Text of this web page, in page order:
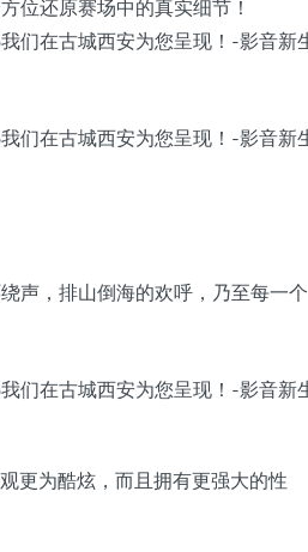
位还原赛场中的真实细节！
声，排山倒海的欢呼，乃至每一个
更为酷炫，而且拥有更强大的性